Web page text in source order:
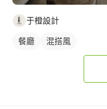
于橙設計
餐廳 混搭風